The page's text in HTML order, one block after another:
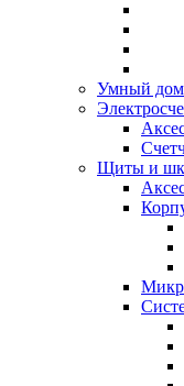
Умный дом
Щиты и